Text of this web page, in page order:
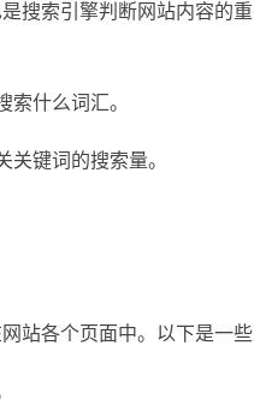
搜索引擎判断网站内容的
索什么词汇。
关键词的搜索量。
站各个页面中。以下是一些